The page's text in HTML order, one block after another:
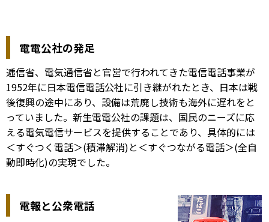
電電公社の発足
逓信省、電気通信省と官営で行われてきた電信電話事業が
1952年に日本電信電話公社に引き継がれたとき、日本は戦
後復興の途中にあり、設備は荒廃し技術も海外に遅れをと
っていました。新生電電公社の課題は、国民のニーズに応
える電気電信サービスを提供することであり、具体的には
＜すぐつく電話＞(積滞解消)と＜すぐつながる電話＞(全自
動即時化)の実現でした。
電報と公衆電話